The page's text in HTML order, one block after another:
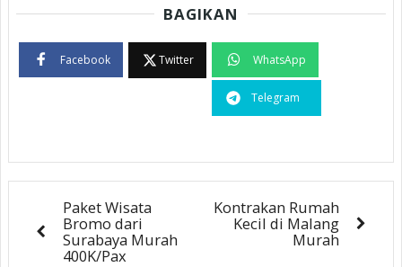
BAGIKAN
Facebook Twitter WhatsApp
Telegram
Paket Wisata
Bromo dari
Surabaya Murah
400K/Pax
Kontrakan Rumah
Kecil di Malang
Murah